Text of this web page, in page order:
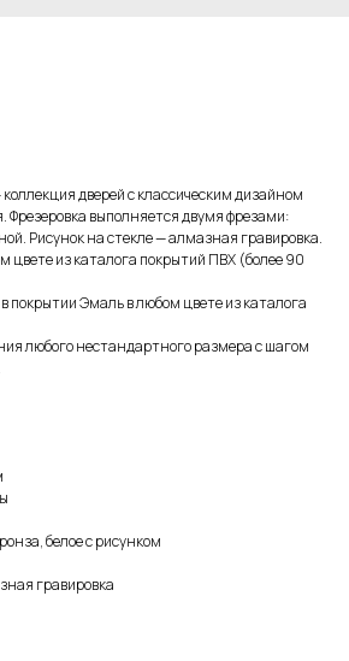
дверей с классическим дизайном
Фрезеровка выполняется двумя фрезами:
Рисунок на стекле — алмазная гравировка.
цвете из каталога покрытий ПВХ (более 90
покрытии Эмаль в любом цвете из каталога
любого нестандартного размера с шагом
белое с рисунком
гравировка